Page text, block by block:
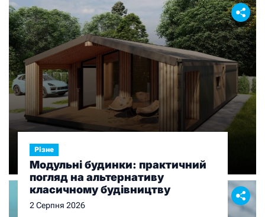
Різне
Модульні будинки: практичний
погляд на альтернативу
класичному будівництву
2 Серпня 2026